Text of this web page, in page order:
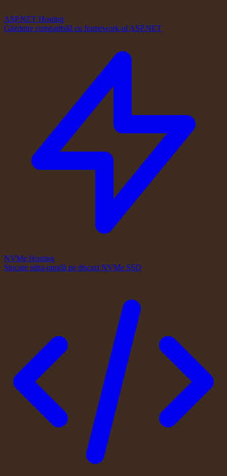
ASP.NET Hosting
Găzduire compatibilă cu framework-ul ASP.NET
NVMe Hosting
Stocare ultra-rapidă pe discuri NVMe SSD